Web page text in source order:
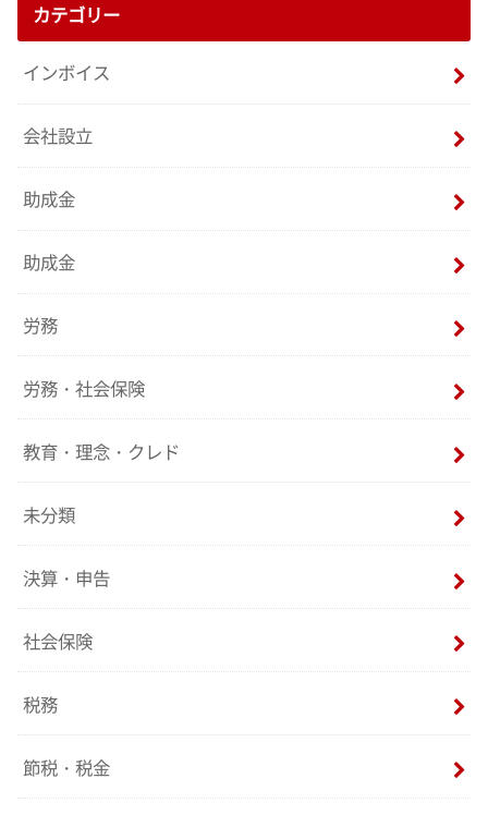
カテゴリー
インボイス
会社設立
助成金
助成金
労務
労務・社会保険
教育・理念・クレド
未分類
決算・申告
社会保険
税務
節税・税金